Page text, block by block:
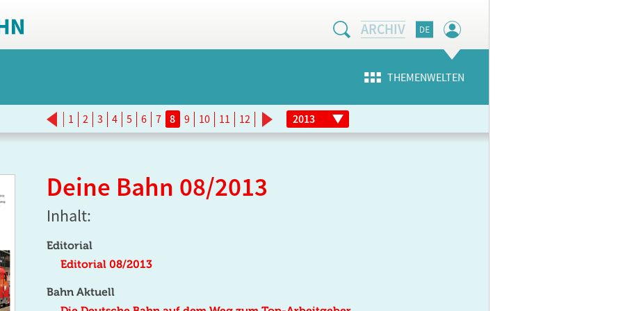
ARCHIV
THEMENWELTEN
< 1 2 3 4 5 6 7 8 9 10 11 12 >
Deine Bahn 08/2013
Inhalt:
Editorial
Editorial 08/2013
Bahn Aktuell